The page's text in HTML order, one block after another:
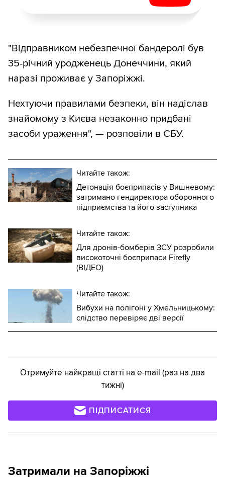
"Відправником небезпечної бандеролі був
35-річний уродженець Донеччини, який
наразі проживає у Запоріжжі.
Нехтуючи правилами безпеки, він надіслав
знайомому з Києва незаконно придбані
засоби ураження", — розповіли в СБУ.
Читайте також:
Детонація боєприпасів у Вишневому:
затримано гендиректора оборонного
підприємства та його заступника
Читайте також:
Для дронів-бомберів ЗСУ розробили
високоточні боєприпаси Firefly
(ВІДЕО)
Читайте також:
Вибухи на полігоні у Хмельницькому:
слідство перевіряє дві версії
Отримуйте найкращі статті на e-mail (раз на два
тижні)
ПІДПИСАТИСЯ
Затримали на Запоріжжі